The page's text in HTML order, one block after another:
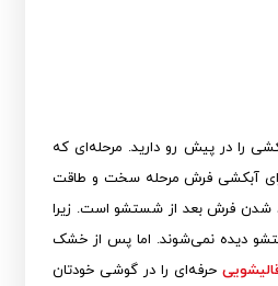
را در پیش رو دارید. مرحله‌ای که
آبکشی فرش مرحله سخت و طاقت
شدن فرش بعد از شستشو است. زیرا
دیده نمی‌شوند. اما پس از خشک
حرفه‌ای را در گوشی خودتان